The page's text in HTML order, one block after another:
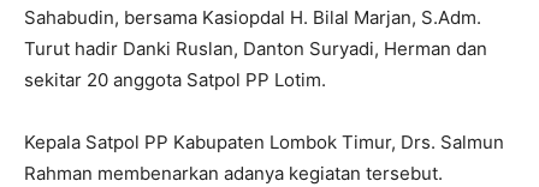
Sahabudin, bersama Kasiopdal H. Bilal Marjan, S.Adm.
Turut hadir Danki Ruslan, Danton Suryadi, Herman dan
sekitar 20 anggota Satpol PP Lotim.
Kepala Satpol PP Kabupaten Lombok Timur, Drs. Salmun
Rahman membenarkan adanya kegiatan tersebut.